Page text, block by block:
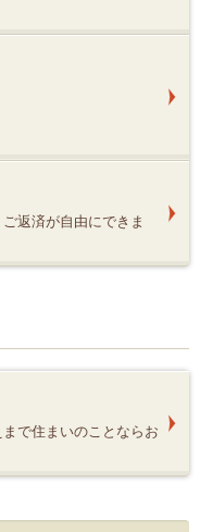
返済が自由にできま
で住まいのことならお